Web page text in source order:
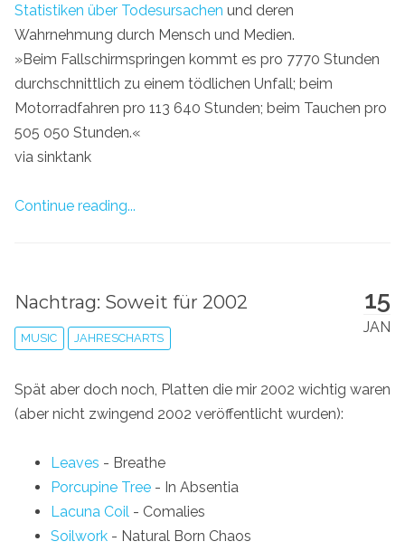
Statistiken über Todesursachen und deren
Wahrnehmung durch Mensch und Medien.
»Beim Fallschirmspringen kommt es pro 7770 Stunden
durchschnittlich zu einem tödlichen Unfall; beim
Motorradfahren pro 113 640 Stunden; beim Tauchen pro
505 050 Stunden.«
via sinktank
Continue reading...
15
JAN
Nachtrag: Soweit für 2002
MUSIC JAHRESCHARTS
Spät aber doch noch, Platten die mir 2002 wichtig waren
(aber nicht zwingend 2002 veröffentlicht wurden):
Leaves - Breathe
Porcupine Tree - In Absentia
Lacuna Coil - Comalies
Soilwork - Natural Born Chaos